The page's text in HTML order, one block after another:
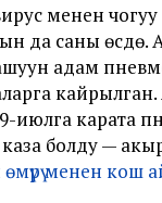
менен
да саны өсүүдө.
адам
июлга карата
болду —
менен кош